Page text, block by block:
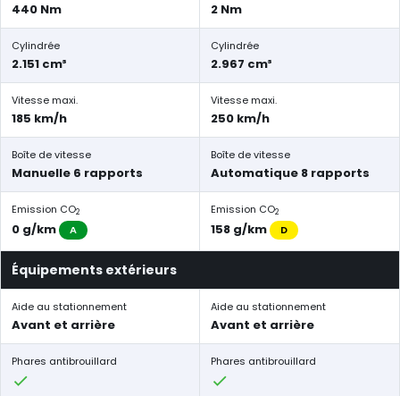
440 Nm 2 Nm
Cylindrée
2.151 cm³
Cylindrée
2.967 cm³
Vitesse maxi.
185 km/h
Vitesse maxi.
250 km/h
Boîte de vitesse
Manuelle 6 rapports
Boîte de vitesse
Automatique 8 rapports
Emission CO2
0 g/km A
Emission CO2
158 g/km D
Équipements extérieurs
Aide au stationnement
Avant et arrière
Aide au stationnement
Avant et arrière
Phares antibrouillard Phares antibrouillard